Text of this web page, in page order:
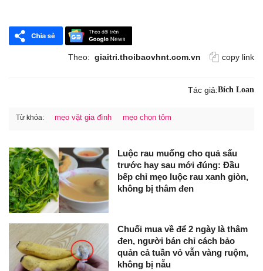
Theo: giaitri.thoibaovhnt.com.vn copy link
Tác giả:Bích Loan
Từ khóa: mẹo vặt gia đình mẹo chọn tôm
Luộc rau muống cho quả sấu
trước hay sau mới đúng: Đầu
bếp chỉ mẹo luộc rau xanh giòn,
không bị thâm đen
Chuối mua về để 2 ngày là thâm
đen, người bán chỉ cách bảo
quản cả tuần vỏ vẫn vàng ruộm,
không bị nẫu